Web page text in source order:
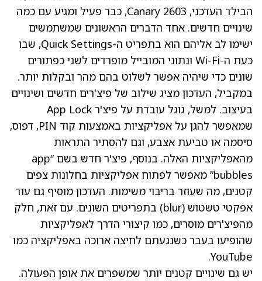
הבילד העדכני, Canary 2603, כבר פעיל ומגיע עם כמה
שינויים חדשים. אחד הדברים הראשונים שמשתמשים
ישימו לב אליהם הוא בתפריט ה-Quick Settings, שבו
כעת ה-Wi-Fi ונתוני המובייל מופרדים לשני כפתורים
שונים כדי שיהיה אפשר לשלוט בהם מהר ובקלות יותר.
במקביל, העדכון מציג שילוב של פיצ'רים חדשים ושינויים
בעיצוב. למשל, גוגל עובדת על פיצ'ר App Lock
שמאפשר להגן על אפליקציות באמצעות קוד PIN, דפוס,
סיסמה או טביעת אצבע, וגם להסתיר התראות
מהאפליקציות האלה. בנוסף, פיצ'ר חדש בשם “app
bubbles” מאפשר לפתוח אפליקציות בחלונות צפים
קטנים, מה שעוזר בריבוי משימות. העדכון מוסיף גם עוד
אפקטי טשטוש (blur) בתפריטים השונים. עם זאת, חלק
מהפיצ'רים מוסרים, כמו קיצורי הדרך לאפליקציות
שהופיעו בעבר כשנגעתם לחיצה ארוכה באפליקציה כמו
YouTube.
יש גם שינויים קטנים יותר שמשפרים את אופן הפעולה.